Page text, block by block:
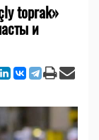
toprak»
и